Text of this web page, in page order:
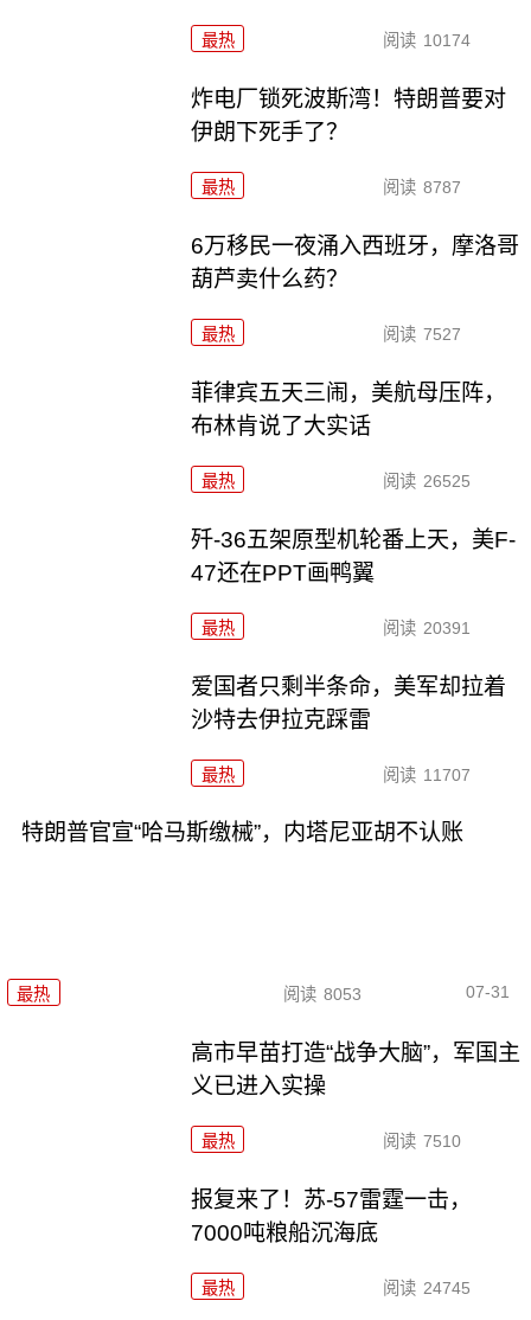
最热 阅读 10174
炸电厂锁死波斯湾！特朗普要对
伊朗下死手了？
最热 阅读 8787
6万移民一夜涌入西班牙，摩洛哥
葫芦卖什么药？
最热 阅读 7527
菲律宾五天三闹，美航母压阵，
布林肯说了大实话
最热 阅读 26525
歼-36五架原型机轮番上天，美F-
47还在PPT画鸭翼
最热 阅读 20391
爱国者只剩半条命，美军却拉着
沙特去伊拉克踩雷
最热 阅读 11707
特朗普官宣“哈马斯缴械”，内塔尼亚胡不认账
最热 阅读 8053 07-31
高市早苗打造“战争大脑”，军国主
义已进入实操
最热 阅读 7510
报复来了！苏-57雷霆一击，
7000吨粮船沉海底
最热 阅读 24745